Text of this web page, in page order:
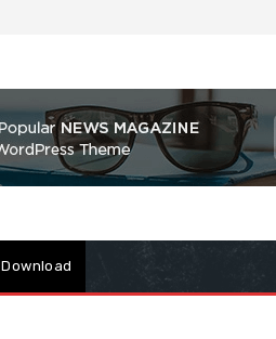
Download